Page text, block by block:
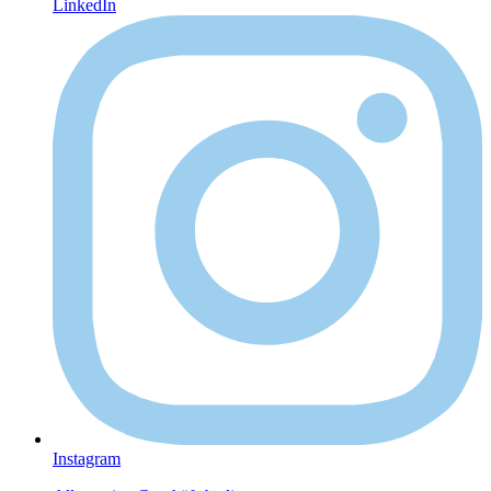
LinkedIn
Instagram